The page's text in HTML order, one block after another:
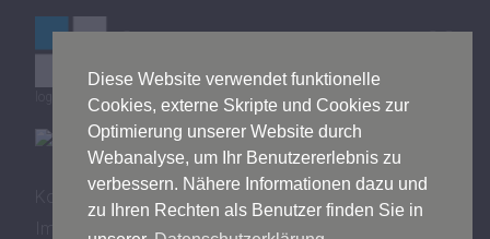
Diese Website verwendet funktionelle
Cookies, externe Skripte und Cookies zur
Optimierung unserer Website durch
Webanalyse, um Ihr Benutzererlebnis zu
verbessern. Nähere Informationen dazu und
zu Ihren Rechten als Benutzer finden Sie in
logistics mall © by Bitergo GmbH